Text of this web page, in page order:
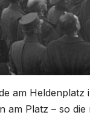
am
am Platz – so